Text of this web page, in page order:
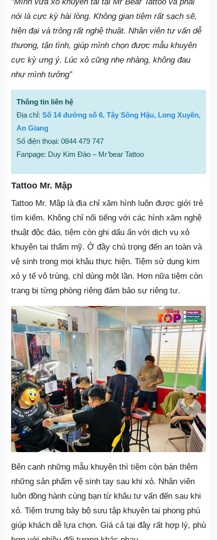
nói là cực kỳ hài lòng. Không gian tiệm rất sạch sẽ,
hiện đại và trông rất nghệ thuật. Nhân viên tư vấn dễ
thương, tận tình, giúp mình chọn được mẫu khuyên
cực kỳ ưng ý. Lúc xỏ cũng nhẹ nhàng, không đau
như mình tưởng”
Thông tin liên hệ
Địa chỉ: Số 14 đường số 6, Tây Sông Hậu, Long Xuyên,
An Giang
Số điện thoại: 0844 479 747
Fanpage: Duy Kim Đào – Mr’bear Tattoo
Tattoo Mr. Mập
Tattoo Mr. Mập là địa chỉ xăm hình luôn được giới trẻ
tìm kiếm. Không chỉ nổi tiếng với các hình xăm nghệ
thuật độc đáo, tiệm còn ghi dấu ấn với dịch vụ xỏ
khuyên tai thẩm mỹ. Ở đây chú trọng đến an toàn và
vệ sinh trong mọi khâu thực hiện. Tiệm sử dụng kim
xỏ y tế vô trùng, chỉ dùng một lần. Hơn nữa tiệm còn
trang bị từng phòng riêng đảm bảo sự riêng tư.
Bên cạnh những mẫu khuyên thì tiệm còn bán thêm
những sản phẩm vệ sinh tay sau khi xỏ. Nhân viên
luôn đồng hành cùng bạn từ khâu tư vấn đến sau khi
xỏ. Tiệm trưng bày bộ sưu tập khuyên tai phong phú
giúp khách dễ lựa chọn. Giá cả tại đây rất hợp lý, phù